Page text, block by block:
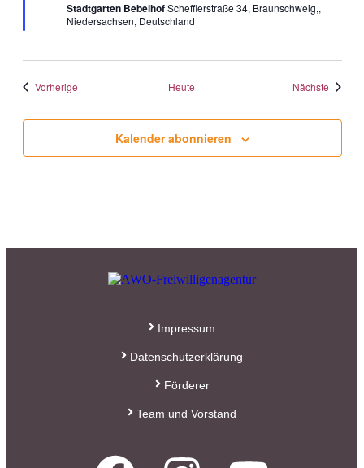
Stadtgarten BebelhofSchefflerstraße 34, Braunschweig,,
Niedersachsen, Deutschland
VorherigeVeranstaltungen Heute Nächste
Kalender abonnieren
Impressum
Datenschutzerklärung
Förderer
Team und Vorstand
s.baranowski [at] freiwillig-